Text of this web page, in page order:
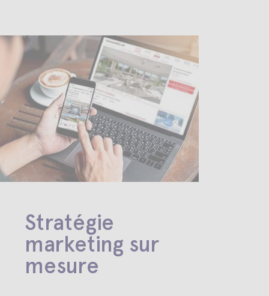
Stratégie
marketing sur
mesure